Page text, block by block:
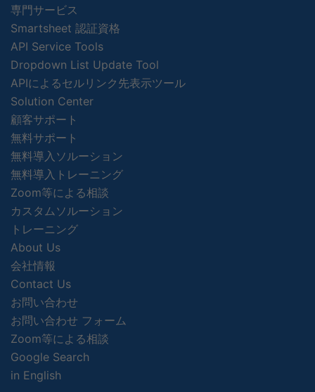
専門サービス
Smartsheet 認証資格
API Service Tools
Dropdown List Update Tool
APIによるセルリンク先表示ツール
Solution Center
顧客サポート
無料サポート
無料導入ソルーション
無料導入トレーニング
Zoom等による相談
カスタムソルーション
トレーニング
About Us
会社情報
Contact Us
お問い合わせ
お問い合わせ フォーム
Zoom等による相談
Google Search
in English